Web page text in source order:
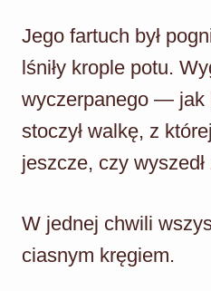
Jego fartuch był
lśniły krople potu.
wyczerpanego — jak
stoczył walkę, z
jeszcze, czy
W jednej chwili
ciasnym kręgiem.